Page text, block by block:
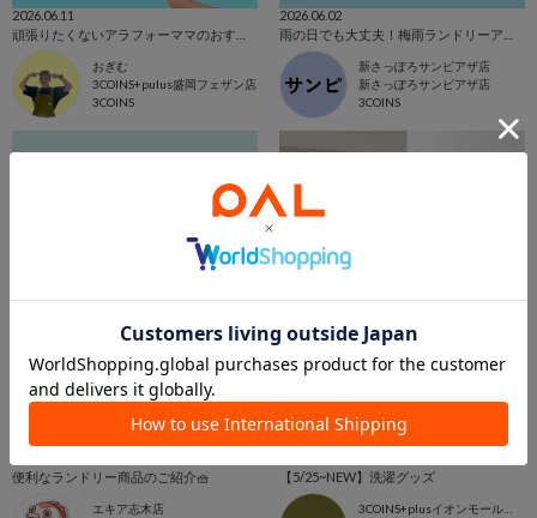
2026.06.11
おぎむ
3COINS+pulus盛岡フェザン店
3COINS
2026.06.02
新さっぽろサンピアザ店
新さっぽろサンピアザ店
3COINS
便利なランドリー商品のご紹介🧺
エキア志木店
【5/25~NEW】洗濯グッズ